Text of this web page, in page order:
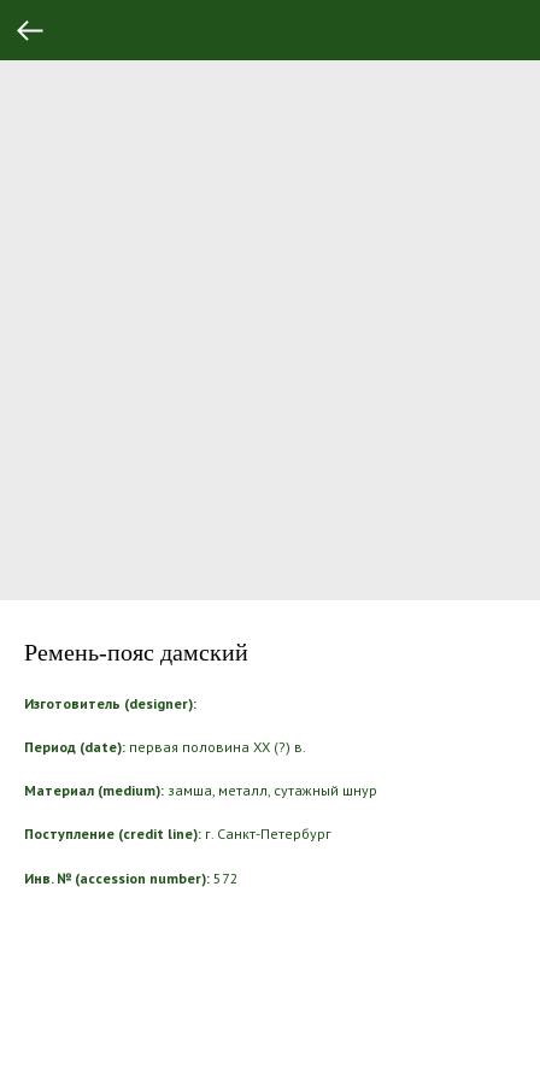
Ремень-пояс дамский
Изготовитель (designer):
Период (date): первая половина ХХ (?) в.
Материал (medium): замша, металл, сутажный шнур
Поступление (credit line): г. Санкт-Петербург
Инв. № (accession number): 572